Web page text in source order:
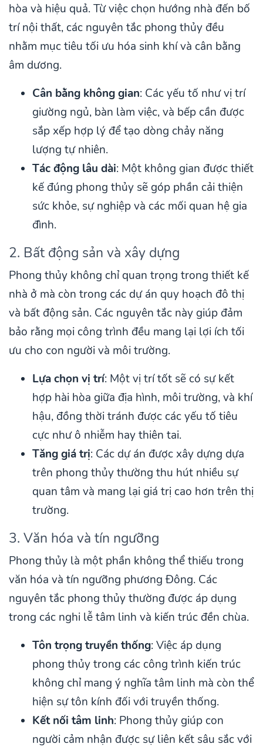
hòa và hiệu quả. Từ việc chọn hướng nhà đến bố
trí nội thất, các nguyên tắc phong thủy đều
nhằm mục tiêu tối ưu hóa sinh khí và cân bằng
âm dương.
Cân bằng không gian: Các yếu tố như vị trí
giường ngủ, bàn làm việc, và bếp cần được
sắp xếp hợp lý để tạo dòng chảy năng
lượng tự nhiên.
Tác động lâu dài: Một không gian được thiết
kế đúng phong thủy sẽ góp phần cải thiện
sức khỏe, sự nghiệp và các mối quan hệ gia
đình.
2. Bất động sản và xây dựng
Phong thủy không chỉ quan trọng trong thiết kế
nhà ở mà còn trong các dự án quy hoạch đô thị
và bất động sản. Các nguyên tắc này giúp đảm
bảo rằng mọi công trình đều mang lại lợi ích tối
ưu cho con người và môi trường.
Lựa chọn vị trí: Một vị trí tốt sẽ có sự kết
hợp hài hòa giữa địa hình, môi trường, và khí
hậu, đồng thời tránh được các yếu tố tiêu
cực như ô nhiễm hay thiên tai.
Tăng giá trị: Các dự án được xây dựng dựa
trên phong thủy thường thu hút nhiều sự
quan tâm và mang lại giá trị cao hơn trên thị
trường.
3. Văn hóa và tín ngưỡng
Phong thủy là một phần không thể thiếu trong
văn hóa và tín ngưỡng phương Đông. Các
nguyên tắc phong thủy thường được áp dụng
trong các nghi lễ tâm linh và kiến trúc đền chùa.
Tôn trọng truyền thống: Việc áp dụng
phong thủy trong các công trình kiến trúc
không chỉ mang ý nghĩa tâm linh mà còn thể
hiện sự tôn kính đối với truyền thống.
Kết nối tâm linh: Phong thủy giúp con
người cảm nhận được sự liên kết sâu sắc với